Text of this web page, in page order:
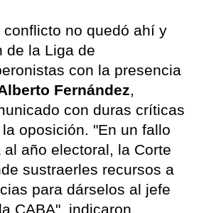
no quedó ahí y
de la Liga de
con la presencia
Fernández,
con duras críticas
oposición. "En un fallo
año electoral, la Corte
sustraerles recursos a
para dárselos al jefe
CABA", indicaron.